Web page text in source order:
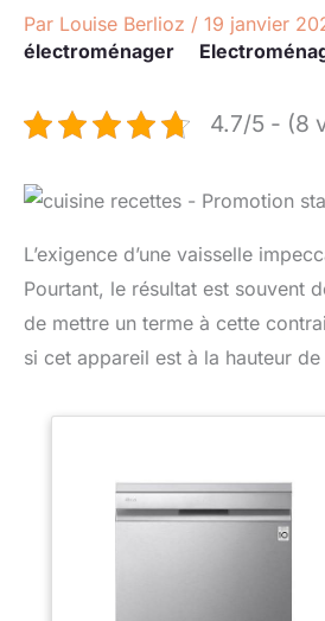
Par Louise Berlioz / 19 janvier
électroménager
4.7/5 - (8
L’exigence d’une vaisselle
Pourtant, le résultat est souvent
de mettre un terme à cette
si cet appareil est à la hauteur